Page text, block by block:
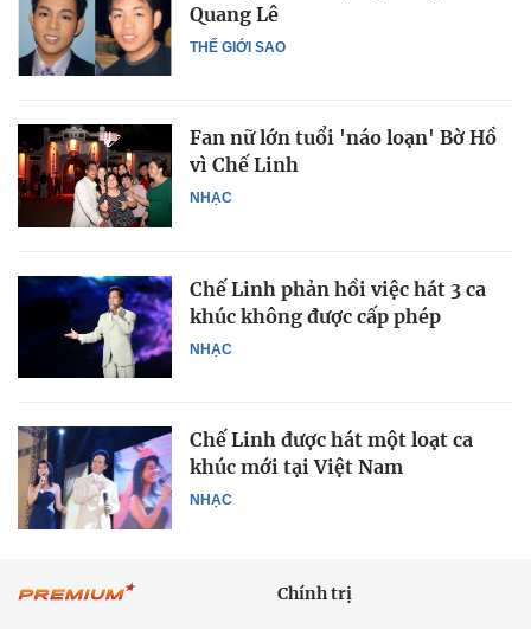
THẾ GIỚI SAO
Quang Lê
NHẠC
Fan nữ lớn tuổi 'náo loạn' Bờ Hồ
vì Chế Linh
NHẠC
Chế Linh phản hồi việc hát 3 ca
khúc không được cấp phép
NHẠC
Chế Linh được hát một loạt ca
khúc mới tại Việt Nam
Chính trị